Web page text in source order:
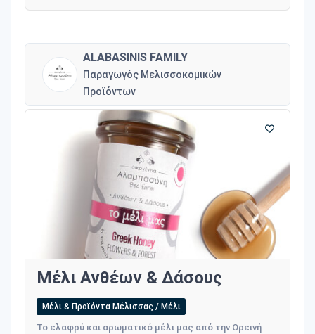
ALABASINIS FAMILY
Παραγωγός Μελισσοκομικών
Προϊόντων
Μέλι Ανθέων & Δάσους
Μέλι & Προϊόντα Μέλισσας / Μέλι
Το ελαφρύ και αρωματικό μέλι μας από την Ορεινή